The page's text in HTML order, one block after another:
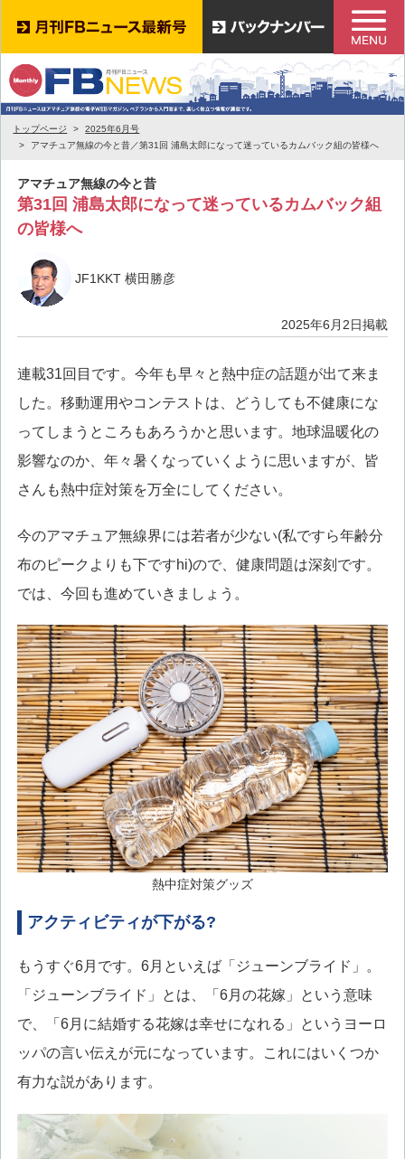
トップページ
2025年6月号
アマチュア無線の今と昔／第31回 浦島太郎になって迷っているカムバック組の皆様へ
アマチュア無線の今と昔
第31回 浦島太郎になって迷っているカムバック組
の皆様へ
JF1KKT 横田勝彦
2025年6月2日掲載
連載31回目です。今年も早々と熱中症の話題が出て来ま
した。移動運用やコンテストは、どうしても不健康にな
ってしまうところもあろうかと思います。地球温暖化の
影響なのか、年々暑くなっていくように思いますが、皆
さんも熱中症対策を万全にしてください。
今のアマチュア無線界には若者が少ない(私ですら年齢分
布のピークよりも下ですhi)ので、健康問題は深刻です。
では、今回も進めていきましょう。
熱中症対策グッズ
アクティビティが下がる?
もうすぐ6月です。6月といえば「ジューンブライド」。
「ジューンブライド」とは、「6月の花嫁」という意味
で、「6月に結婚する花嫁は幸せになれる」というヨーロ
ッパの言い伝えが元になっています。これにはいくつか
有力な説があります。